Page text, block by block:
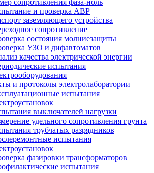
сопротивления фаза-ноль
и проверка АВР
заземляющего устройства
сопротивление
состояния молниезащиты
УЗО и дифавтоматов
качества электрической энергии
испытания
и протоколы электролаборатории
испытания
выключателей нагрузки
удельного сопротивления грунта
трубчатых разрядников
испытания
фазировки трансформаторов
испытания